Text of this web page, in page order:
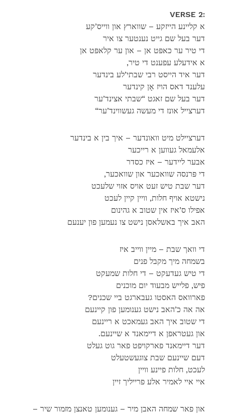
VERSE 2:
א קליינע הייזקע – שווארץ און ווייס’קע
דער בעל שם גייט נענטער צו איר
די טיר ער כאפּט אן – און ער קלאפּט אן
,א אידעלע עפענט די טיר
דער איד הייסט רבי שבתי’לע בינדער
עלענד דאס הויז אָן קינדער
דער בעל שם זאגט “שבתי אצינד’ער
“דערצייל אונז די מעשה געשווינד’ער
דערציילט מיט וואונדער – איך בין א בינדער
אלעמאל געווען א רייכער
אבער ליידער – איז כסדר
,די פּרנסה שוואכער און שוואכער
דער שבת טיש זעט אויס אזוי שלעכט
נישטא אויף חלות, וויין קיין לעכט
אפילו ס’איז אין שטוב א גהינום
האב איך באשלאסן נישט צו נעמען פון יענעם
די וואך שבת – מיין ווייב איז
בשמחה מיך מקבל פנים
די טיש געדעקט – די חלות שמעקט
פיש, פלייש מבעוד יום מוכנים
?פארוואס האסטו געבארגט ביי שכנים
אה אה כ’האב נישט גענומען פון קיינעם
די שטוב איך האב געמאכט א ריינעם
.און געטראפן א דיימאנד א שיינעם
דער דיימאנד פארקויפט פאר גוט געלט
דעם שיינעם שבת צוגעשטעלט
לעכט, חלות פיינע וויין
איי איי לאמיר אלע פרייליך זיין
און פאר שמחה האבן מיר – גענומען טאנצן מזמור שיר –